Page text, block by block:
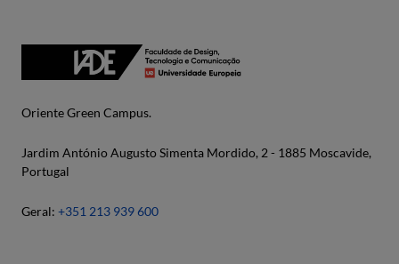
Oriente Green Campus.
Jardim António Augusto Simenta Mordido, 2 - 1885 Moscavide,
Portugal
Geral: +351 213 939 600